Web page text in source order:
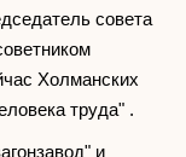
совета
Холманских
труда" .
и